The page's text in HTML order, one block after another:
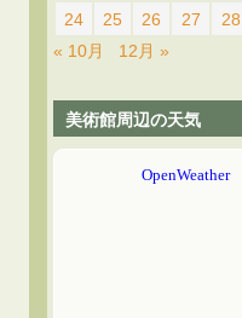
24
25 26 27 28
« 10月
12月 »
美術館周辺の天気